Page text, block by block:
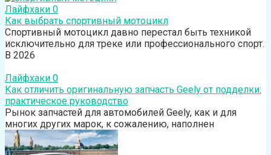
Лайфхаки 0
Как выбрать спортивный мотоцикл
Спортивный мотоцикл давно перестал быть техникой
исключительно для треке или профессионального спорт.
В 2026
Лайфхаки 0
Как отличить оригинальную запчасть Geely от подделки:
практическое руководство
Рынок запчастей для автомобилей Geely, как и для
многих других марок, к сожалению, наполнен